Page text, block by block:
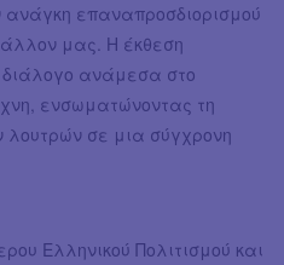
επαναπροσδιορισμού
μας. Η έκθεση
διάλογο ανάμεσα στο
ενσωματώνοντας τη
σε μια σύγχρονη
Ελληνικού Πολιτισμού και